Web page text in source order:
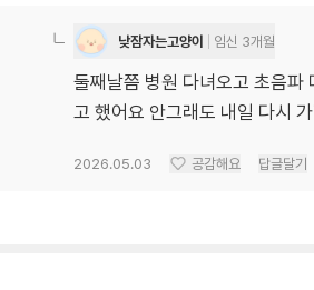
낮잠자는고양이 임신 3개월
둘째날쯤 병원 다녀오고 초음파
고 했어요 안그래도 내일 다시
2026.05.03 공감해요 답글달기